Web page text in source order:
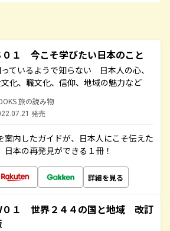
０１ 今こそ学びたい日本のこと
ているようで知らない 日本人の心、
化、職文化、信仰、地域の魅力など
旅の読み物
発売
案内したガイドが、日本人にこそ伝えた
本の再発見ができる１冊！
詳細を見る
０１ 世界２４４の国と地域 改訂